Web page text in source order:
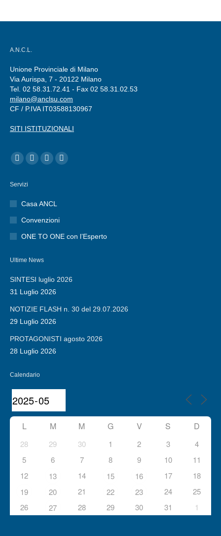
A.N.C.L.
Unione Provinciale di Milano
Via Aurispa, 7 - 20122 Milano
Tel. 02 58.31.72.41 - Fax 02 58.31.02.53
milano@anclsu.com
CF / P.IVA IT03588130967
SITI ISTITUZIONALI
Ci puoi trovare su:
Facebook
in
new
Twitter
in
YouTube
in
Linkedin
Servizi
Casa ANCL
Convenzioni
ONE TO ONE con l’Esperto
Ultime News
SINTESI luglio 2026
31 Luglio 2026
NOTIZIE FLASH n. 30 del 29.07.2026
29 Luglio 2026
PROTAGONISTI agosto 2026
28 Luglio 2026
Calendario
L M M G V S D
28 29 30 1 2 3
4
5
6 7 8 9 10
11
12
13 14 15 16 17
18
19
20 21 22 23 24
25
26
27 28 29 30 31 1